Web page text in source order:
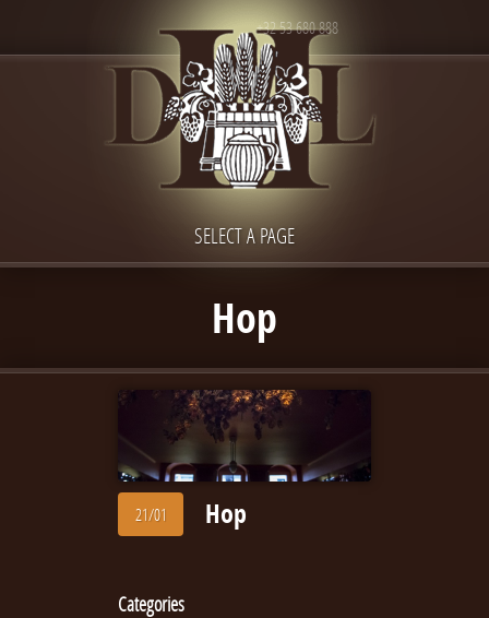
+32 53 680 888
SELECT A PAGE
Hop
21/01 Hop
Categories